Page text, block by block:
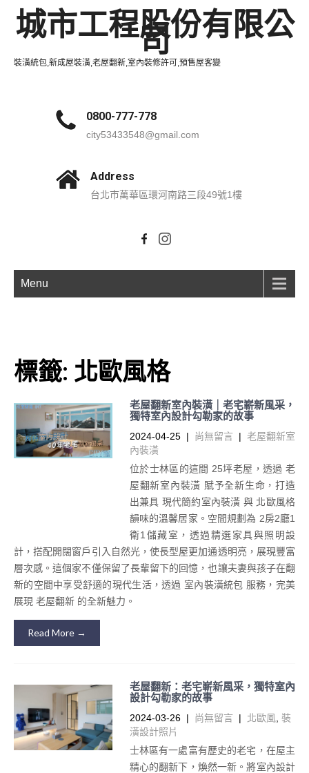
城市工程股份有限公
司
裝潢統包,新成屋裝潢,老屋翻新,室內裝修許可,預售屋客變
0800-777-778
city53433548@gmail.com
Address
台北市萬華區環河南路三段49號1樓
Menu
標籤: 北歐風格
老屋翻新室內裝潢｜老宅嶄新風采，
獨特室內設計勾勒家的故事
2024-04-25 | 尚無留言 | 老屋翻新室
內裝潢
位於士林區的這間 25坪老屋，透過 老
屋翻新室內裝潢 賦予全新生命，打造
出兼具 現代簡約室內裝潢 與 北歐風格
韻味的溫馨居家。空間規劃為 2房2廳1
衛1儲藏室，透過精選家具與照明設
計，搭配開闊窗戶引入自然光，使長型屋更加通透明亮，展現豐富
層次感。這個家不僅保留了長輩留下的回憶，也讓夫妻與孩子在翻
新的空間中享受舒適的現代生活，透過 室內裝潢統包 服務，完美
展現 老屋翻新 的全新魅力。
Read More →
老屋翻新：老宅嶄新風采，獨特室內
設計勾勒家的故事
2024-03-26 | 尚無留言 | 北歐風
裝
潢設計照片
士林區有一處富有歷史的老宅，在屋主
精心的翻新下，煥然一新。將室內設計